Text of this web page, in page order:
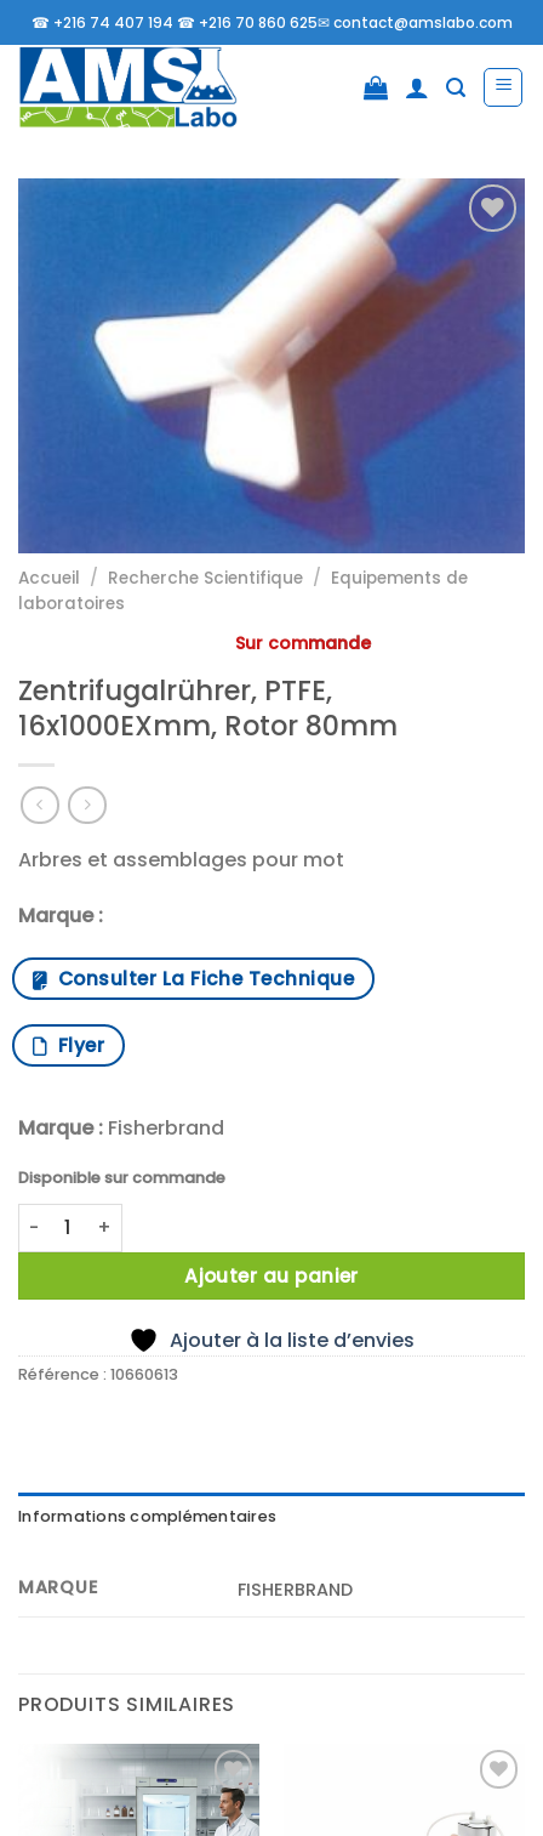
Passer
au
contenu
☎ +216 74 407 194 ☎ +216 70 860 625✉contact@amslabo.com
Ajouter
d’envies
Accueil / Recherche Scientifique / Equipements de
laboratoires
Sur commande
Zentrifugalrührer, PTFE,
16x1000EXmm, Rotor 80mm
Arbres et assemblages pour mot
Marque :
Consulter La Fiche Technique
Flyer
Marque : Fisherbrand
Disponible sur commande
quantité de Zentrifugalrührer, PTFE, 16x1000EXmm, Rotor
Ajouter au panier
Ajouter à la liste d’envies
Référence : 10660613
Informations complémentaires
MARQUE FISHERBRAND
PRODUITS SIMILAIRES